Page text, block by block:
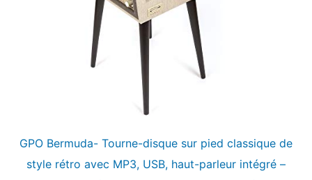
GPO Bermuda- Tourne-disque sur pied classique de
style rétro avec MP3, USB, haut-parleur intégré –